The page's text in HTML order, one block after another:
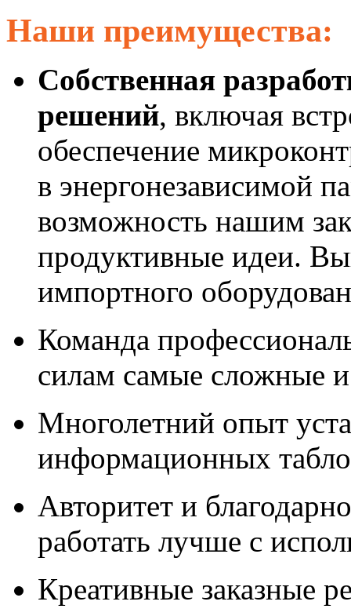
Наши преимущества:
Собственная
решений, включая
обеспечение
в энергонезависимой
возможность нашим
продуктивные идеи.
импортного
Команда
силам самые сложные
Многолетний опыт
информационных
Авторитет и
работать лучше с
Креативные заказные